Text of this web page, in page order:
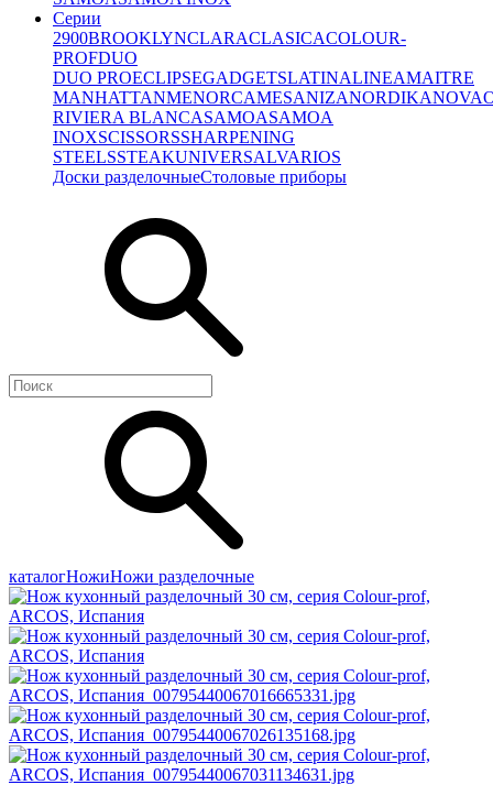
Серии
2900BROOKLYNCLARACLASICACOLOUR-
PROFDUO
DUO PROECLIPSEGADGETSLATINALINEAMAITRE
MANHATTANMENORCAMESANIZANORDIKANOVA
RIVIERA BLANCASAMOASAMOA
INOXSCISSORSSHARPENING
STEELSSTEAKUNIVERSALVARIOS
Доски разделочныеСтоловые приборы
каталогНожиНожи разделочные